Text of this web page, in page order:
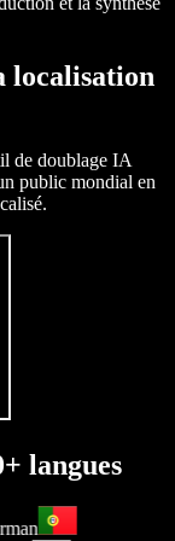
localisation
de doublage IA
public mondial en
langues